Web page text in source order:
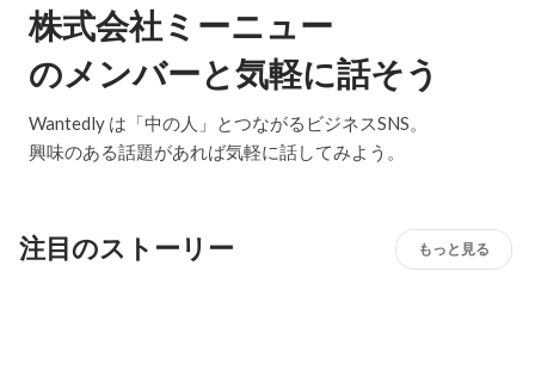
株式会社ミーニュー
のメンバーと気軽に話そう
Wantedly は「中の人」とつながるビジネスSNS。
興味のある話題があれば気軽に話してみよう。
注目のストーリー もっと見る